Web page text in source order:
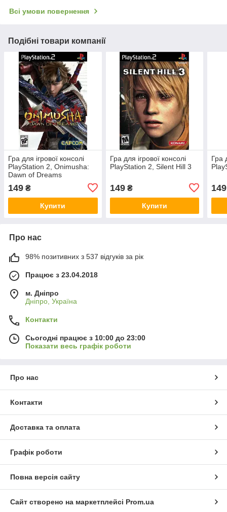
Всі умови повернення
Подібні товари компанії
Гра для ігрової консолі
PlayStation 2, Onimusha:
Dawn of Dreams
149 ₴
Купити
Гра для ігрової консолі
PlayStation 2, Silent Hill 3
149₴
Купити
Гра
149
Про нас
98% позитивних з 537 відгуків за рік
Працює з 23.04.2018
м. Дніпро
Дніпро, Україна
Контакти
Сьогодні працює з 10:00 до 23:00
Показати весь графік роботи
Про нас
Контакти
Доставка та оплата
Графік роботи
Повна версія сайту
Сайт створено на маркетплейсі Prom.ua